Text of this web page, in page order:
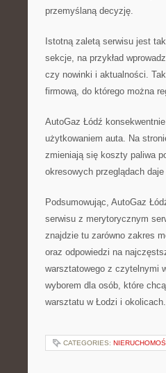
przemyślaną decyzję.
Istotną zaletą serwisu jest
sekcje, na przykład
czy nowinki i aktualności.
firmową, do którego można
AutoGaz Łódź
użytkowaniem auta. Na
zmieniają się koszty paliwa
okresowych przeglądach
Podsumowując, AutoGaz
serwisu z merytorycznym
znajdzie tu zarówno zakres
oraz odpowiedzi na
warsztatowego z czytelnymi
wyborem dla osób, które
warsztatu w Łodzi i okolicach.
CATEGORIES: